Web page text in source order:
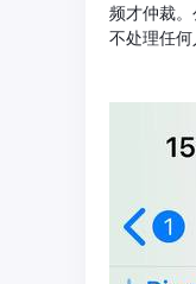
频才仲裁
不处理任